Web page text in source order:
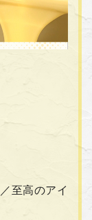
至高のアイ